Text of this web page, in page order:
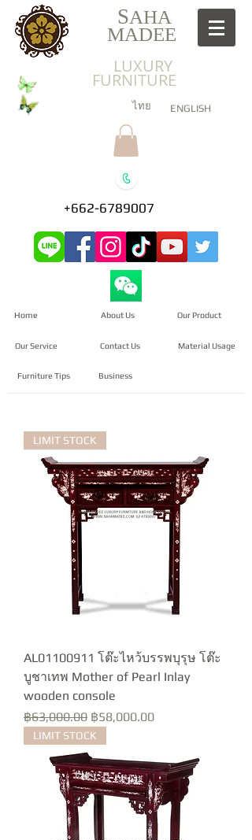
SAHA
MADEE
LUXURY
FURNITURE
ไทย ENGLISH
+662-6789007
Home
Our Service
Furniture Tips
About Us
Contact Us
Business
Our Product
Material Usage
LIMIT STOCK
AL01100911 โต๊ะไหว้บรรพบุรุษ โต๊ะ
บูชาเทพ Mother of Pearl Inlay
wooden console
Regular Price
฿63,000.00 Sale Price
฿58,000.00
LIMIT STOCK